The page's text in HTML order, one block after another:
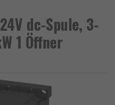
dc-Spule, 3-
1 Öffner